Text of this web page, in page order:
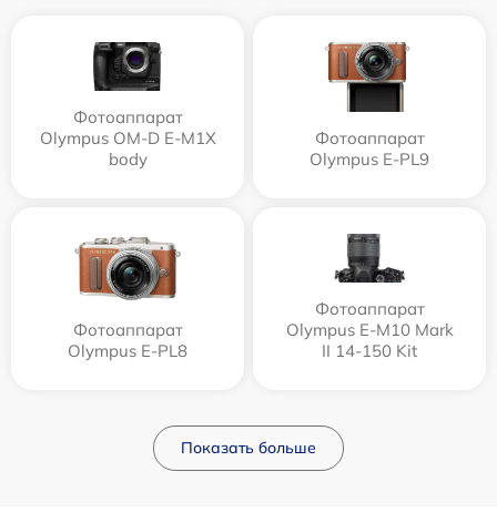
Фотоаппарат
Olympus OM-D E-M1X
body
Фотоаппарат
Olympus E‑PL9
Фотоаппарат
Olympus E-PL8
Фотоаппарат
Olympus E‑M10 Mark
II 14-150 Kit
Показать больше